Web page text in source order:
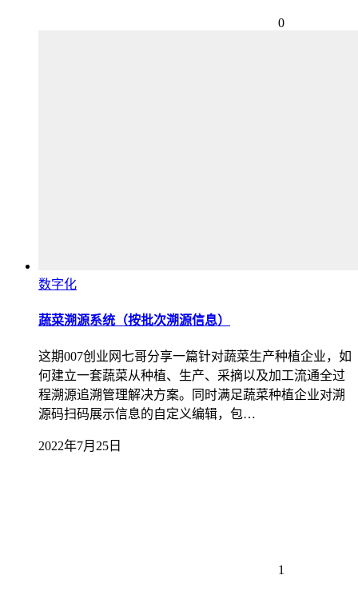
0
数字化
蔬菜溯源系统（按批次溯源信息）
这期007创业网七哥分享一篇针对蔬菜生产种植企业，如
何建立一套蔬菜从种植、生产、采摘以及加工流通全过
程溯源追溯管理解决方案。同时满足蔬菜种植企业对溯
源码扫码展示信息的自定义编辑，包…
2022年7月25日
1